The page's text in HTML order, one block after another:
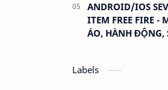
ANDROID/IOS
ITEM FREE FIRE -
ÁO, HÀNH ĐỘNG,
Labels